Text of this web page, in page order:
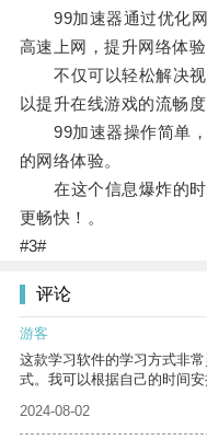
99加速器通过优化网
高速上网，提升网络体验
不仅可以轻松解决视
以提升在线游戏的流畅
99加速器操作简单，
的网络体验。
在这个信息爆炸的时
更畅快！。
#3#
评论
游客
这款学习软件的学习方式非
式。我可以根据自己的时间安
2024-08-02